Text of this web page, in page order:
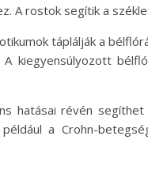
A rostok segítik a
táplálják a
kiegyensúlyozott
hatásai révén
a Crohn-